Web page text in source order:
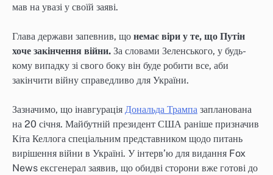
мав на увазі у своїй заяві.
Глава держави запевнив, що немає віри у те, що Путін
хоче закінчення війни. За словами Зеленського, у будь-
кому випадку зі свого боку він буде робити все, аби
закінчити війну справедливо для України.
Зазначимо, що інавгурація Дональда Трампа запланована
на 20 січня. Майбутній президент США раніше призначив
Кіта Келлога спеціальним представником щодо питань
вирішення війни в Україні. У інтерв’ю для видання Fox
News ексгенерал заявив, що обидві сторони вже готові до